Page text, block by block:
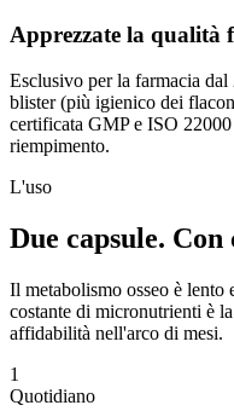
Apprezzate la qualità
Esclusivo per la farmacia
blister (più igienico dei
certificata GMP e ISO
riempimento.
L'uso
Due capsule. Con
Il metabolismo osseo è
costante di micronutrienti è
affidabilità nell'arco di mesi.
1
Quotidiano